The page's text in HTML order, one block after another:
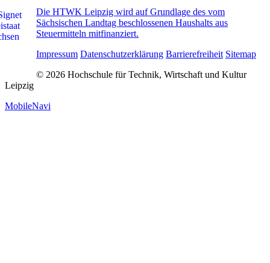
Die HTWK Leipzig wird auf Grundlage des vom
Sächsischen Landtag beschlossenen Haushalts aus
Steuermitteln mitfinanziert.
Impressum Datenschutzerklärung Barrierefreiheit Sitemap
© 2026 Hochschule für Technik, Wirtschaft und Kultur
Leipzig
MobileNavi